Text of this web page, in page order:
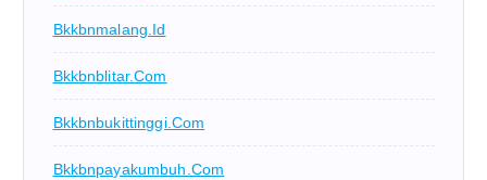
Bkkbnmalang.id
Bkkbnblitar.com
Bkkbnbukittinggi.com
Bkkbnpayakumbuh.com